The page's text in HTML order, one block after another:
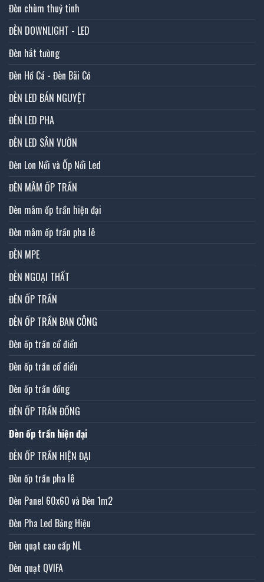
Đèn chùm thuỷ tinh
ĐÈN DOWNLIGHT - LED
Đèn hắt tường
Đèn Hồ Cá - Đèn Bãi Cỏ
ĐÈN LED BÁN NGUYỆT
ĐÈN LED PHA
ĐÈN LED SÂN VƯỜN
Đèn Lon Nổi và Ốp Nổi Led
ĐÈN MÂM ỐP TRẦN
Đèn mâm ốp trần hiện đại
Đèn mâm ốp trần pha lê
ĐÈN MPE
ĐÈN NGOẠI THẤT
ĐÈN ỐP TRẦN
ĐÈN ỐP TRẦN BAN CÔNG
Đèn ốp trần cổ điển
Đèn ốp trần cổ điển
Đèn ốp trần đồng
ĐÈN ỐP TRẦN ĐỒNG
Đèn ốp trần hiện đại
ĐÈN ỐP TRẦN HIỆN ĐẠI
Đèn ốp trần pha lê
Đèn Panel 60x60 và Đèn 1m2
Đèn Pha Led Bảng Hiệu
Đèn quạt cao cấp NL
Đèn quạt QVIFA